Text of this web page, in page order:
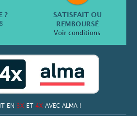
?
SATISFAIT OU
REMBOURSÉ
Voir conditions
EN 3X ET 4X AVEC ALMA !